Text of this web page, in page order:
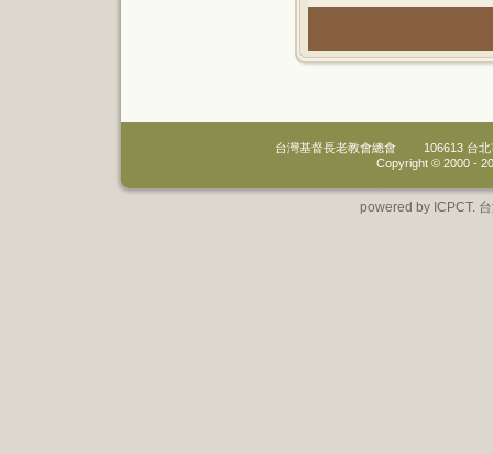
台灣基督長老教會總會
106613 台
Copyright © 2000 -
powered by ICPCT.